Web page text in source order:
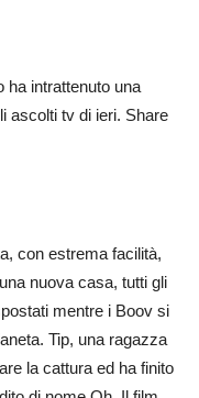
ha intrattenuto una
ascolti tv di ieri. Share
con estrema facilità,
nuova casa, tutti gli
mentre i Boov si
Tip, una ragazza
la cattura ed ha finito